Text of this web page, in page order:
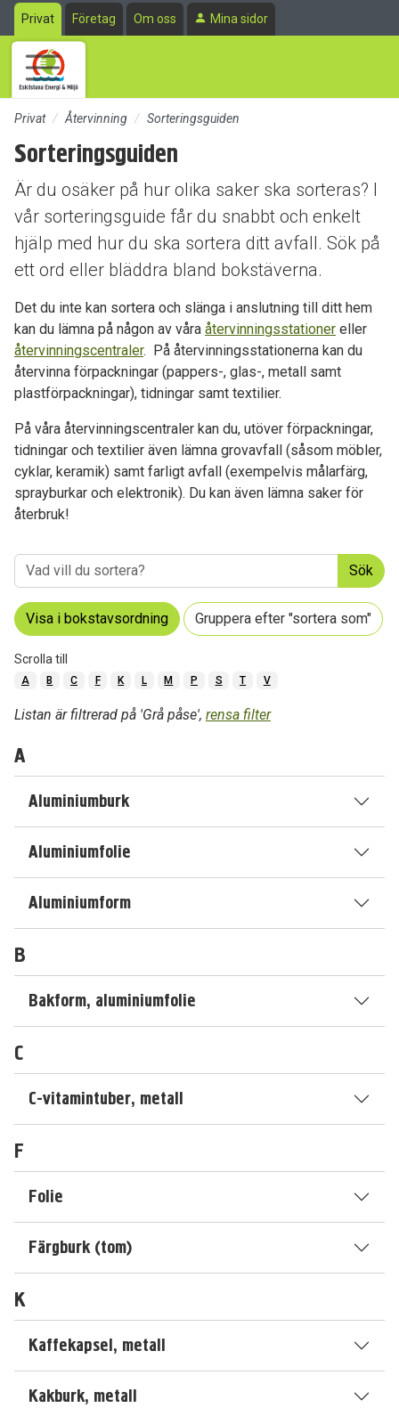
Till sidans huvudinnehåll
Privat Företag Om oss Mina sidor
Privat Återvinning Sorteringsguiden
Sorteringsguiden
Är du osäker på hur olika saker ska sorteras? I
vår sorteringsguide får du snabbt och enkelt
hjälp med hur du ska sortera ditt avfall. Sök på
ett ord eller bläddra bland bokstäverna.
Det du inte kan sortera och slänga i anslutning till ditt hem
kan du lämna på någon av våra återvinningsstationer eller
återvinningscentraler. På återvinningsstationerna kan du
återvinna förpackningar (pappers-, glas-, metall samt
plastförpackningar), tidningar samt textilier.
På våra återvinningscentraler kan du, utöver förpackningar,
tidningar och textilier även lämna grovavfall (såsom möbler,
cyklar, keramik) samt farligt avfall (exempelvis målarfärg,
sprayburkar och elektronik). Du kan även lämna saker för
återbruk!
Sök
Visa i bokstavsordning Gruppera efter "sortera som"
Scrolla till
A B C F K L M P S T V
Listan är filtrerad på 'Grå påse', rensa filter
A
Aluminiumburk
Aluminiumfolie
Aluminiumform
B
Bakform, aluminiumfolie
C
C-vitamintuber, metall
F
Folie
Färgburk (tom)
K
Kaffekapsel, metall
Kakburk, metall